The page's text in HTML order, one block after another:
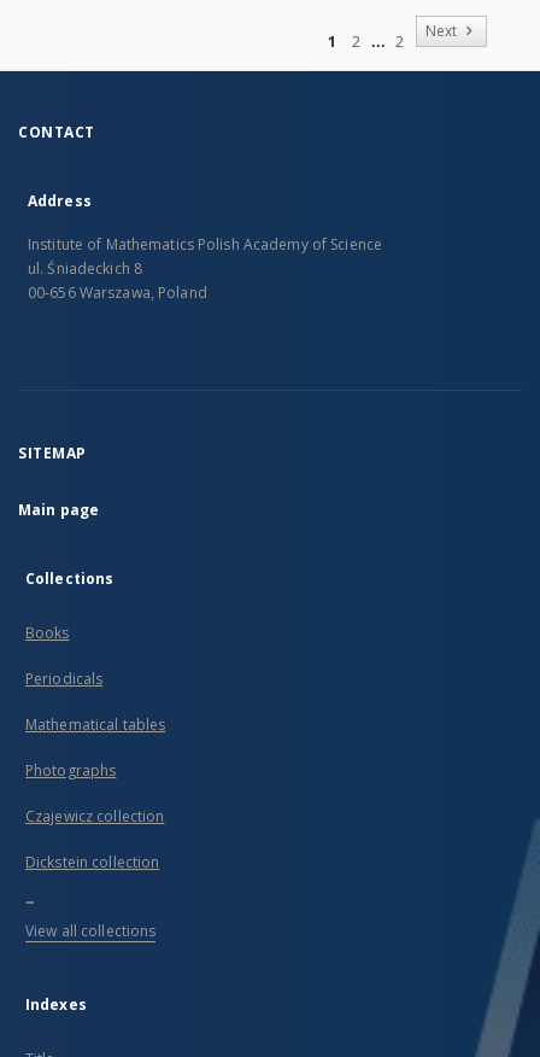
1 2
2
Next
CONTACT
Address
Institute of Mathematics Polish Academy of Science
ul. Śniadeckich 8
00-656 Warszawa, Poland
SITEMAP
Main page
Collections
Books
Periodicals
Mathematical tables
Photographs
Czajewicz collection
Dickstein collection
...
View all collections
Indexes